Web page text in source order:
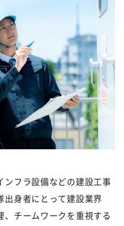
ンフラ設備などの建設工事
出身者にとって建設業界
、チームワークを重視する